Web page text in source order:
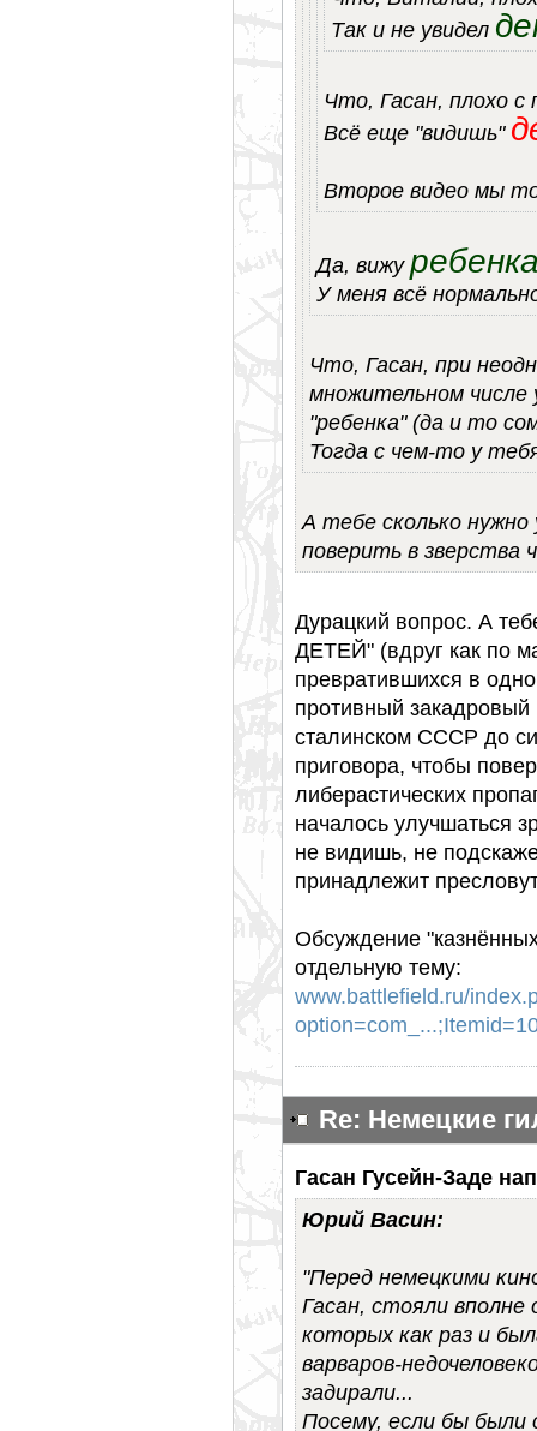
Так и не увидел
Что, Гасан, плохо с
Всё еще "видишь"
Второе видео мы
Да, вижу
У меня всё
Что, Гасан, при
множительном числе
"ребенка" (да и то
Тогда с чем-то у
А тебе сколько
поверить в зверства
Дурацкий вопрос. А
ДЕТЕЙ" (вдруг как по
превратившихся в
противный закадровый
сталинском СССР до
приговора, чтобы
либерастических
началось улучшаться
не видишь, не
принадлежит
Обсуждение
отдельную тему:
www.battlefield.ru/
Re: Немецкие
Гасан Гусейн-Заде
Юрий Васин:
"Перед немецкими
Гасан, стояли вполне
которых как раз и
варваров-
задирали...
Посему, если бы были